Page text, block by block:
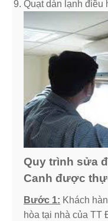
Quạt dàn lạnh
Quy trình sửa
Canh được
Bước 1: Khách
hòa tại nhà của TT